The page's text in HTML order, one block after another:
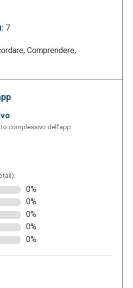
può procedere con la
progetto sul web,
sul web”. L’importante è non
Timeline su "chiunque
in quanto qualcuno
timeline senza consenso.
copiare l'URL nella
browser in alto.
7
Comprendere,
complessivo dell’app
0%
0%
0%
0%
0%